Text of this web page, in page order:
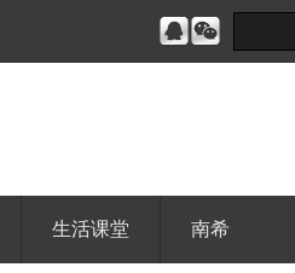
生活课堂 南希